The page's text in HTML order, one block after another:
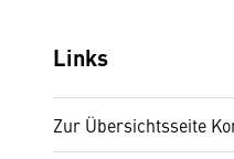
Links
Zur Übersichtsseite